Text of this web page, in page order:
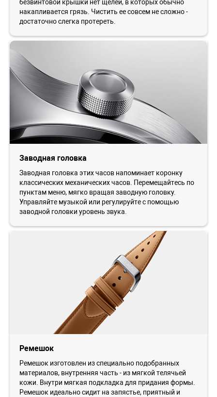
безвинтовой крышки нет щелей, в которых обычно
накапливается грязь. Чистить ее совсем не сложно -
достаточно слегка протереть.
Заводная головка
Заводная головка этих часов напоминает коронку
классических механических часов. Перемещайтесь по
пунктам меню, мягко вращая заводную головку.
Управляйте музыкой или регулируйте с помощью
заводной головки уровень звука.
Ремешок
Ремешок изготовлен из специально подобранных
материалов, внутренняя часть - из мягкой телячьей
кожи. Внутри мягкая подкладка для придания формы.
Ремешок идеально сидит на запястье, приятный и